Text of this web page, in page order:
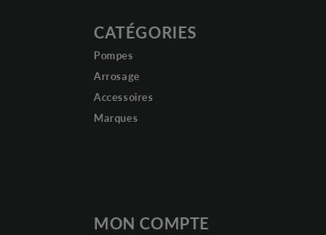
CATÉGORIES
Pompes
Arrosage
Accessoires
Marques
MON COMPTE